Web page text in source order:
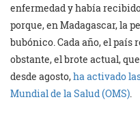
enfermedad y había
porque, en Madagascar, la
bubónico. Cada año, el país
obstante, el brote actual,
desde agosto,ha activado
Mundial de la Salud (OMS)